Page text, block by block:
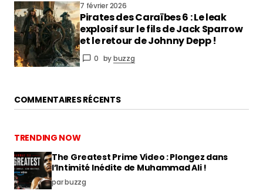
7 février 2026
Pirates des Caraïbes 6 : Le leak
explosif sur le fils de Jack Sparrow
et le retour de Johnny Depp !
0 bybuzzg
COMMENTAIRES RÉCENTS
TRENDING NOW
The Greatest Prime Video : Plongez dans
l’Intimité Inédite de Muhammad Ali !
par buzzg